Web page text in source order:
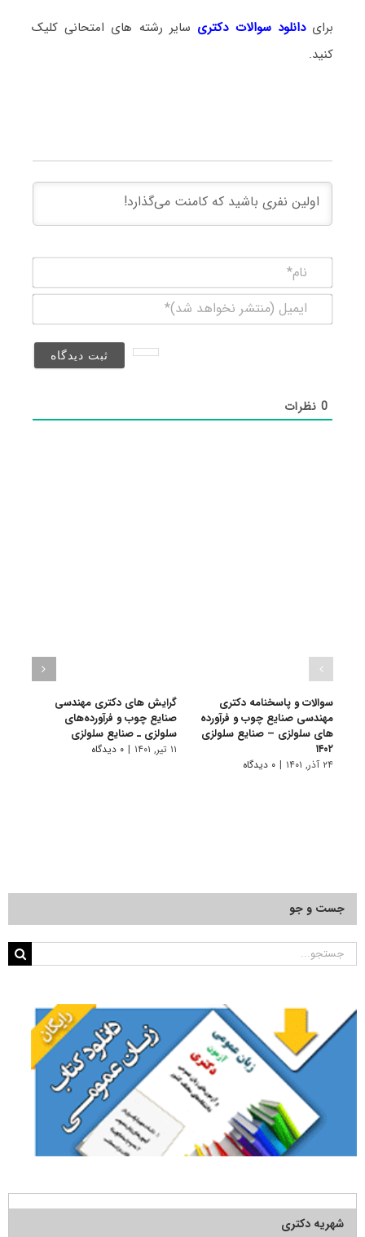
برایدانلود سوالات دکتری سایر رشته های امتحانی کلیک
کنید.
(منتشر
0نظرات
سوالات و پاسخنامه دکتری
مهندسی صنایع چوب و فرآورده
های سلولزی – صنایع سلولزی
۱۴۰۲
۲۴ آذر, ۱۴۰۱ | ۰ دیدگاه
گرایش های دکتری ﻣﻬﻨﺪسی
صنایع چوب و فرآورده‌های
سلولزی ـ صنایع سلولزی
۱۱ تیر, ۱۴۰۱ | ۰ دیدگاه
جست و جو
جستجو
شهریه دکتری